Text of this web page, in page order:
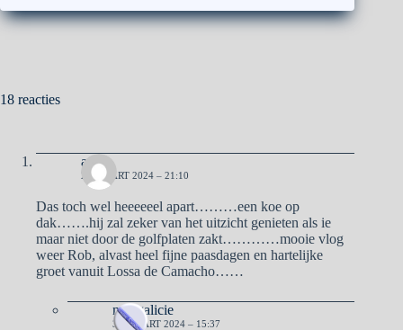
18 reacties
aad
28 MAART 2024 – 21:10
Das toch wel heeeeeel apart………een koe op
dak…….hij zal zeker van het uitzicht genieten als ie
maar niet door de golfplaten zakt…………mooie vlog
weer Rob, alvast heel fijne paasdagen en hartelijke
groet vanuit Lossa de Camacho……
naargalicie
31 MAART 2024 – 15:37